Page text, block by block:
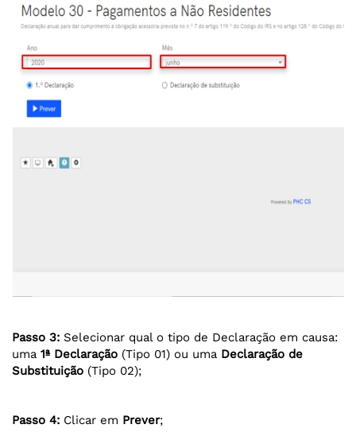
Passo 3: Selecionar qual o tipo de Declaração em causa:
uma 1ª Declaração (Tipo 01) ou uma Declaração de
Substituição (Tipo 02);
Passo 4: Clicar em Prever;